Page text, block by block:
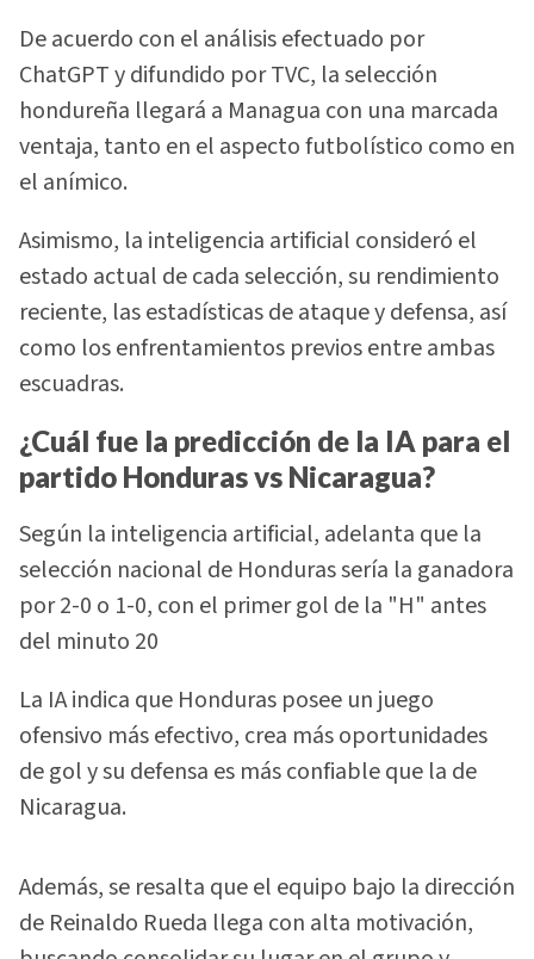
De acuerdo con el análisis efectuado por
ChatGPT y difundido por TVC, la selección
hondureña llegará a Managua con una marcada
ventaja, tanto en el aspecto futbolístico como en
el anímico.
Asimismo, la inteligencia artificial consideró el
estado actual de cada selección, su rendimiento
reciente, las estadísticas de ataque y defensa, así
como los enfrentamientos previos entre ambas
escuadras.
¿Cuál fue la predicción de la IA para el
partido Honduras vs Nicaragua?
Según la inteligencia artificial, adelanta que la
selección nacional de Honduras sería la ganadora
por 2-0 o 1-0, con el primer gol de la "H" antes
del minuto 20
La IA indica que Honduras posee un juego
ofensivo más efectivo, crea más oportunidades
de gol y su defensa es más confiable que la de
Nicaragua.
Además, se resalta que el equipo bajo la dirección
de Reinaldo Rueda llega con alta motivación,